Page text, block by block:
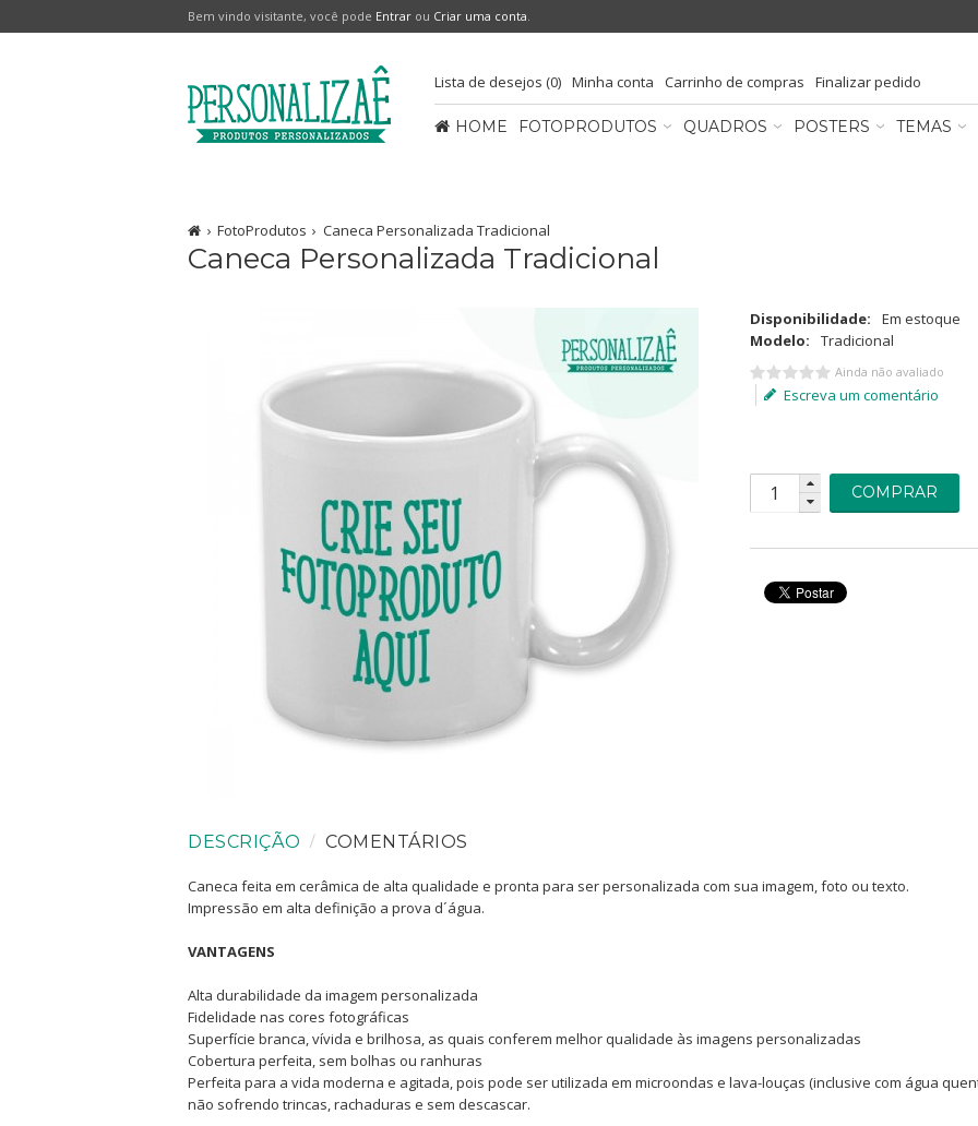
Bem vindo visitante, você pode Entrar ou Criar uma conta.
Lista de desejos (0) Minha conta Carrinho de compras Finalizar pedido
HOME FOTOPRODUTOS QUADROS POSTERS TEMAS
FotoProdutos Caneca Personalizada Tradicional
Caneca Personalizada Tradicional
Disponibilidade:
Em estoque
Modelo:
Tradicional
Ainda não avaliado
Escreva um comentário
COMPRAR
DESCRIÇÃO COMENTÁRIOS
Caneca feita em cerâmica de alta qualidade e pronta para ser personalizada com sua imagem, foto ou texto.
Impressão em alta definição a prova d´água.
VANTAGENS
Alta durabilidade da imagem personalizada
Fidelidade nas cores fotográficas
Superfície branca, vívida e brilhosa, as quais conferem melhor qualidade às imagens personalizadas
Cobertura perfeita, sem bolhas ou ranhuras
Perfeita para a vida moderna e agitada, pois pode ser utilizada em microondas e lava-louças (inclusive com água
não sofrendo trincas, rachaduras e sem descascar.